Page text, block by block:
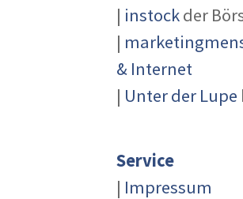
| instockder
|
& Internet
| Unter der Lupe
Service
| Impressum